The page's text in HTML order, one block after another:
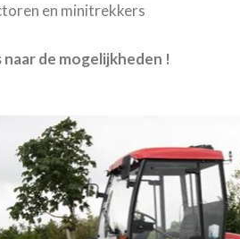
en minitrekkers
naar de mogelijkheden !